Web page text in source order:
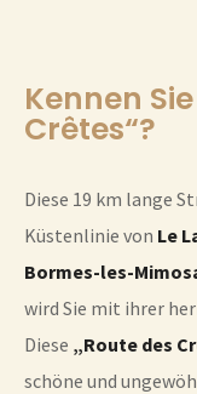
Kennen
Crêtes“?
Diese 19 km lange
Küstenlinie von Le
Bormes-les-
wird Sie mit ihrer
Diese „Route des
schöne und